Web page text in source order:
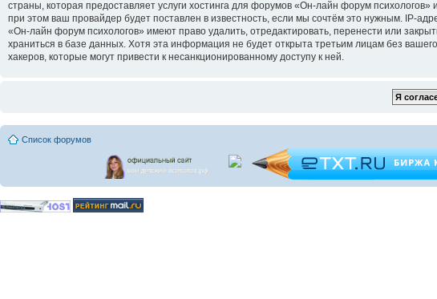
страны, которая предоставляет услуги хостинга для форумов «Он-лайн форум
при этом ваш провайдер будет поставлен в известность, если мы сочтём это нужным. IP-
«Он-лайн форум психологов» имеют право удалить, отредактировать, перенести или
храниться в базе данных. Хотя эта информация не будет открыта третьим лицам без
хакеров, которые могут привести к несанкционированному доступу к ней.
Список форумов